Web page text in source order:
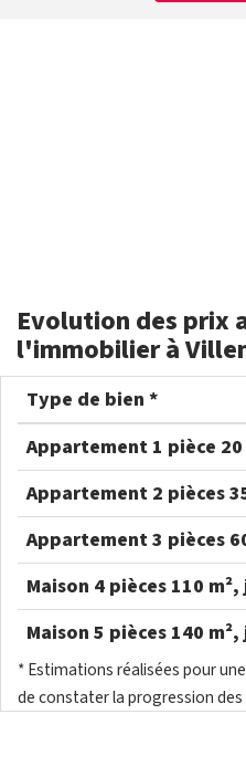
Evolution des prix
l'immobilier à
Type de bien *
Appartement 1 pièce 20
Appartement 2 pièces
Appartement 3 pièces
Maison 4 pièces 110
Maison 5 pièces 140
* Estimations réalisées pour
de constater la progression